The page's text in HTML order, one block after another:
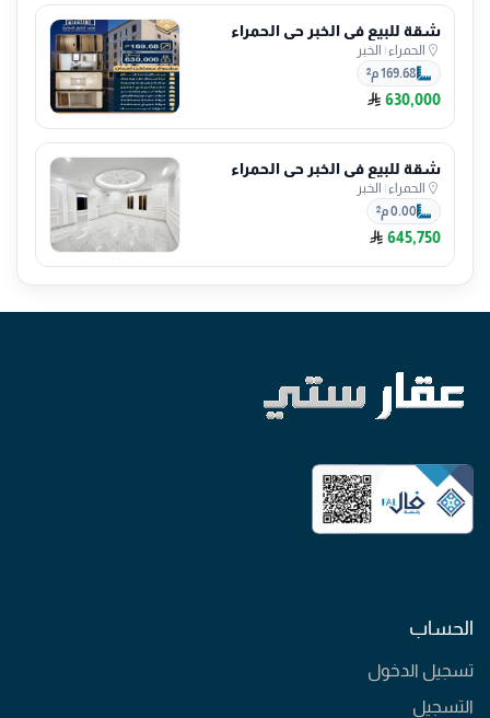
شقة للبيع في الخبر حي الحمراء
الحمراء | الخبر
169.68 م²
630,000
شقة للبيع في الخبر حي الحمراء
الحمراء | الخبر
0.00 م²
645,750
الحساب
تسجيل الدخول
التسجيل